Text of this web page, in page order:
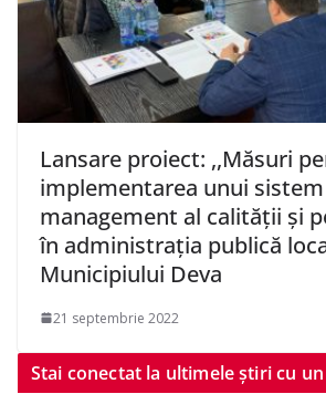
Lansare proiect: ,,Măsuri
implementarea unui
management al calității și
în administrația publică
Municipiului Deva
21 septembrie 2022
Stai conectat la ultimele știri cu